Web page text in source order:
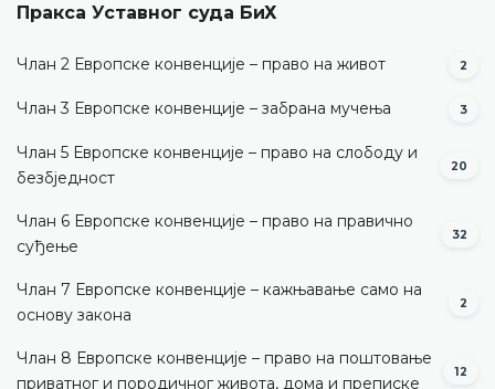
Пракса Уставног суда БиХ
Члан 2 Европске конвенције – право на живот 2
Члан 3 Европске конвенције – забрана мучења 3
Члан 5 Европске конвенције – право на слободу и
безбједност
20
Члан 6 Европске конвенције – право на правично
суђење
32
Члан 7 Европске конвенције – кажњавање само на
основу закона
2
Члан 8 Европске конвенције – право на поштовање
приватног и породичног живота, дома и преписке
12